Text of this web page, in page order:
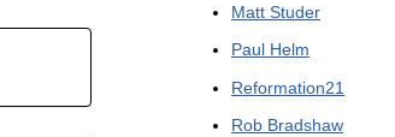
Matt Studer
Paul Helm
Reformation21
Rob Bradshaw